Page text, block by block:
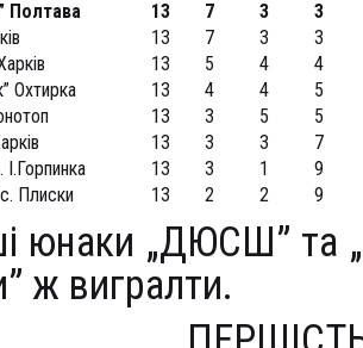
Полтава 13 7 3
3
13 7 3
3
13 5 4
4
Охтирка 13 4 4
5
13 3 5
5
13 3 3
7
13 3 1
9
Плиски 13 2 2 9
юнаки „ДЮСШ” та
ж вигралти.